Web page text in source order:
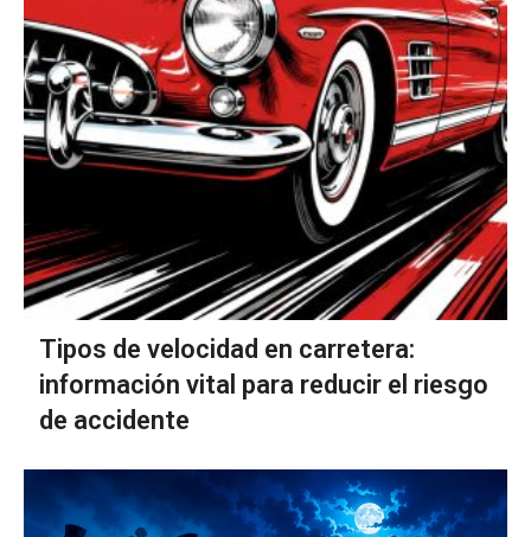
Tipos de velocidad en carretera:
información vital para reducir el riesgo
de accidente